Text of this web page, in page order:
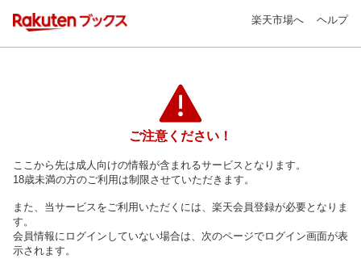
楽天市場へ ヘルプ
ご注意ください！
ここから先は成人向けの情報が含まれるサービスとなります。
18歳未満の方のご利用は制限させていただきます。
また、当サービスをご利用いただくには、楽天会員登録が必要となりま
す。
会員情報にログインしていない場合は、次のページでログイン画面が表
示されます。